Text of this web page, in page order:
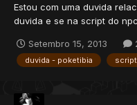
Estou com uma duvida
duvida e se na script do
achei caso teja queria tira
Setembro 15, 2013
duvida - poketibia script